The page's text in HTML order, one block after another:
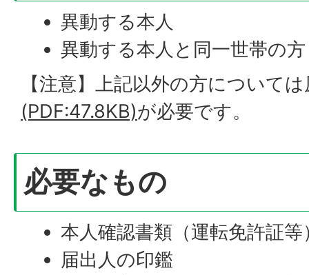
異動する本人
異動する本人と同一世帯の方
【注意】上記以外の方について
(PDF:47.8KB)が必要です。
必要なもの
本人確認書類（運転免許証等
届出人の印鑑